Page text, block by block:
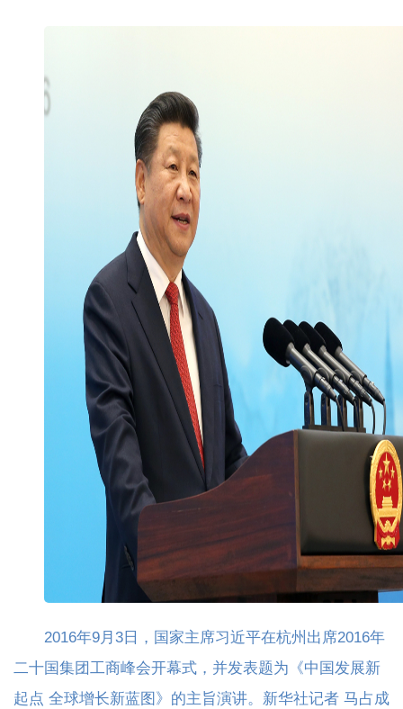
2016年9月3日，国家主席习近平在杭州出席2016年
二十国集团工商峰会开幕式，并发表题为《中国发展新
起点 全球增长新蓝图》的主旨演讲。新华社记者 马占成